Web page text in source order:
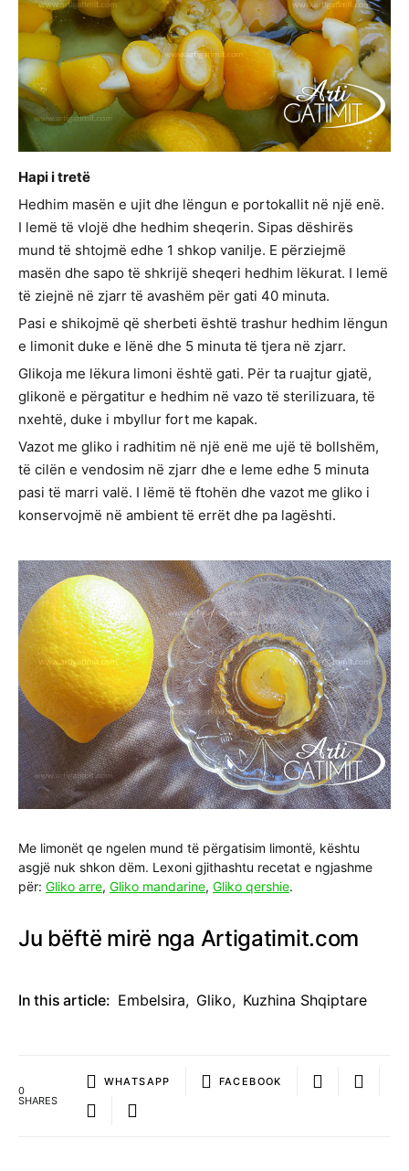
Hapi i tretë
Hedhim masën e ujit dhe lëngun e portokallit në një enë.
I lemë të vlojë dhe hedhim sheqerin. Sipas dëshirës
mund të shtojmë edhe 1 shkop vanilje. E përziejmë
masën dhe sapo të shkrijë sheqeri hedhim lëkurat. I lemë
të ziejnë në zjarr të avashëm për gati 40 minuta.
Pasi e shikojmë që sherbeti është trashur hedhim lëngun
e limonit duke e lënë dhe 5 minuta të tjera në zjarr.
Glikoja me lëkura limoni është gati. Për ta ruajtur gjatë,
glikonë e përgatitur e hedhim në vazo të sterilizuara, të
nxehtë, duke i mbyllur fort me kapak.
Vazot me gliko i radhitim në një enë me ujë të bollshëm,
të cilën e vendosim në zjarr dhe e leme edhe 5 minuta
pasi të marri valë. I lëmë të ftohën dhe vazot me gliko i
konservojmë në ambient të errët dhe pa lagështi.
Me limonët qe ngelen mund të përgatisim limontë, kështu
asgjë nuk shkon dëm. Lexoni gjithashtu recetat e ngjashme
për: Gliko arre, Gliko mandarine, Gliko qershie.
Ju bëftë mirë nga Artigatimit.com
In this article: Embelsira, Gliko, Kuzhina Shqiptare
0
SHARES
WHATSAPP FACEBOOK